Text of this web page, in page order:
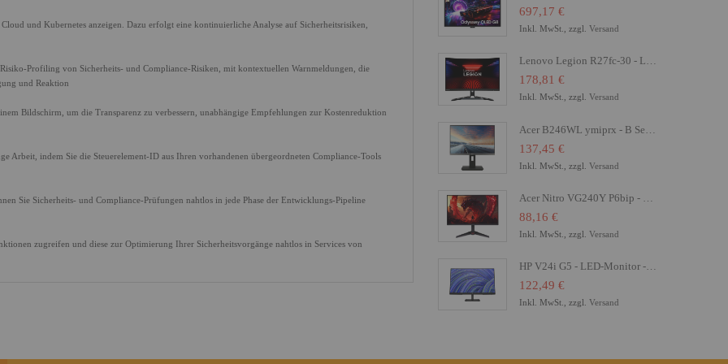
und Kubernetes anzeigen. Dazu erfolgt eine kontinuierliche Analyse auf Sicherheitsrisiken,
Profiling von Sicherheits- und Compliance-Risiken, mit kontextuellen Warnmeldungen, die
und Reaktion
Bildschirm, um die Transparenz zu verbessern, unabhängige Empfehlungen zur Kostenreduktion
Arbeit, indem Sie die Steuerelement-ID aus Ihren vorhandenen übergeordneten Compliance-Tools
Sie Sicherheits- und Compliance-Prüfungen nahtlos in jede Phase der Entwicklungs-Pipeline
zugreifen und diese zur Optimierung Ihrer Sicherheitsvorgänge nahtlos in Services von
697,17 €
Inkl. MwSt., zzgl. Versand
Lenovo Legion R27fc-30 - LED-Monitor - Gaming - gebogen - 68.6 cm (27")
178,81 €
Inkl. MwSt., zzgl. Versand
137,45 €
Inkl. MwSt., zzgl. Versand
88,16 €
Inkl. MwSt., zzgl. Versand
HP V24i G5 - LED-Monitor - 61 cm (24") (23.8" sichtbar) - 1920 x 1080 Full HD (1080p)
122,49 €
Inkl. MwSt., zzgl. Versand